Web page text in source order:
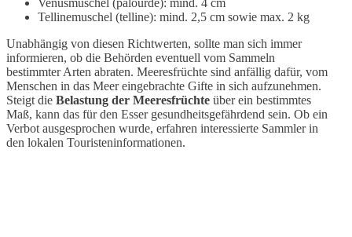
Venusmuschel (palourde): mind. 4 cm
Tellinemuschel (telline): mind. 2,5 cm sowie max. 2 kg
Unabhängig von diesen Richtwerten, sollte man sich immer
informieren, ob die Behörden eventuell vom Sammeln
bestimmter Arten abraten. Meeresfrüchte sind anfällig dafür, vom
Menschen in das Meer eingebrachte Gifte in sich aufzunehmen.
Steigt die Belastung der Meeresfrüchte über ein bestimmtes
Maß, kann das für den Esser gesundheitsgefährdend sein. Ob ein
Verbot ausgesprochen wurde, erfahren interessierte Sammler in
den lokalen Touristeninformationen.